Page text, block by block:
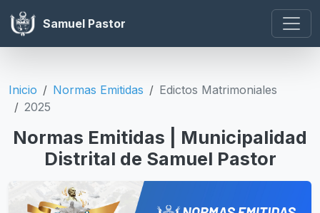
Samuel Pastor
Inicio Normas Emitidas
Edictos Matrimoniales
2025
Normas Emitidas | Municipalidad
Distrital de Samuel Pastor